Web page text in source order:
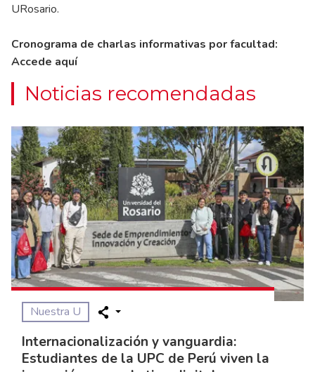
URosario.
Cronograma de charlas informativas por facultad:
Accede aquí
Noticias recomendadas
Nuestra U
Internacionalización y vanguardia:
Estudiantes de la UPC de Perú viven la